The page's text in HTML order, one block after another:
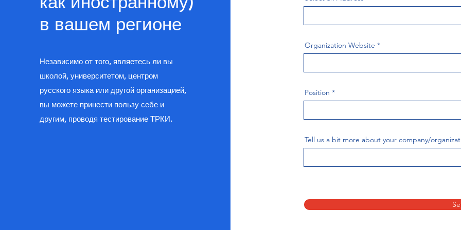
в вашем регионе
Независимо от того, являетесь ли вы
школой, университетом, центром
русского языка или другой организацией,
вы можете принести пользу себе и
другим, проводя тестирование ТРКИ.
Organization Website
Position
Tell us a bit more about your company/